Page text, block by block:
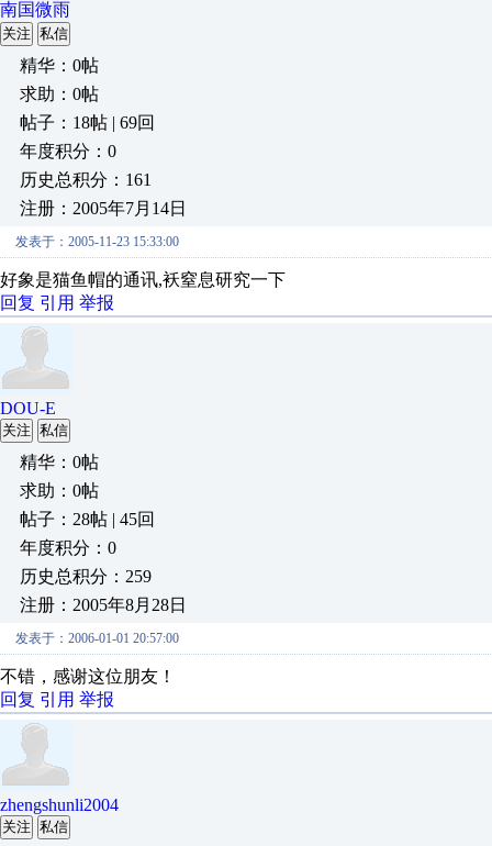
南国微雨
关注 私信
精华：0帖
求助：0帖
帖子：18帖 | 69回
年度积分：0
历史总积分：161
注册：2005年7月14日
发表于：2005-11-23 15:33:00
好象是猫鱼帽的通讯,袄窒息研究一下
回复 引用 举报
DOU-E
关注 私信
精华：0帖
求助：0帖
帖子：28帖 | 45回
年度积分：0
历史总积分：259
注册：2005年8月28日
发表于：2006-01-01 20:57:00
不错，感谢这位朋友！
回复 引用 举报
zhengshunli2004
关注 私信